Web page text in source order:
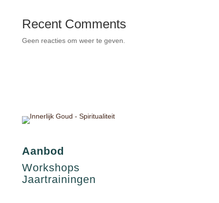
Recent Comments
Geen reacties om weer te geven.
Aanbod
Workshops
Jaartrainingen